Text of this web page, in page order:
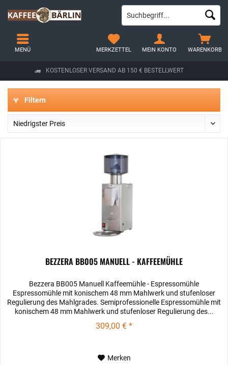
KOSTENLOSER VERSAND AB 150 € BESTELLWERT
WARENKORB
MERKZETTEL MEIN KONTO
MENÜ
Filtern
BEZZERA BB005 MANUELL - KAFFEEMÜHLE
Bezzera BB005 Manuell Kaffeemühle - Espressomühle
Espressomühle mit konischem 48 mm Mahlwerk und stufenloser
Regulierung des Mahlgrades. Semiprofessionelle Espressomühle mit
konischem 48 mm Mahlwerk und stufenloser Regulierung des...
309,00 € *
Merken